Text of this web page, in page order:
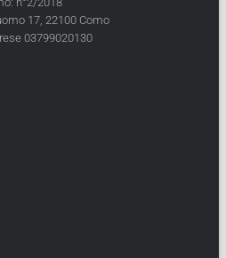
17, 22100 Como
03799020130